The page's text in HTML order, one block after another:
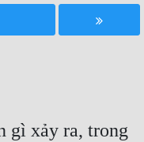
gì xảy ra, trong